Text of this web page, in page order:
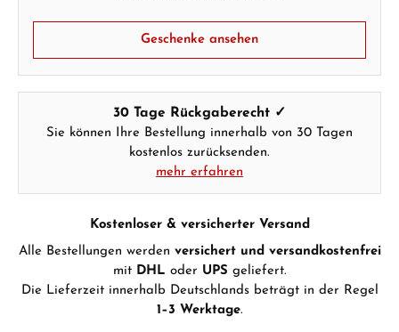
Geschenke ansehen
30 Tage Rückgaberecht ✓
Sie können Ihre Bestellung innerhalb von 30 Tagen
kostenlos zurücksenden.
mehr erfahren
Kostenloser & versicherter Versand
Alle Bestellungen werden versichert und versandkostenfrei
mit DHL oder UPS geliefert.
Die Lieferzeit innerhalb Deutschlands beträgt in der Regel
1–3 Werktage.